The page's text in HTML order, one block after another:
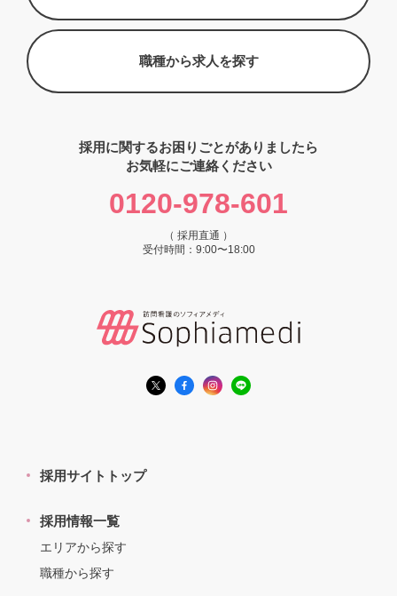
職種から求人を探す
採用に関するお困りごとがありましたら
お気軽にご連絡ください
0120-978-601
（ 採用直通 ）
受付時間：9:00〜18:00
採用サイトトップ
採用情報一覧
エリアから探す
職種から探す